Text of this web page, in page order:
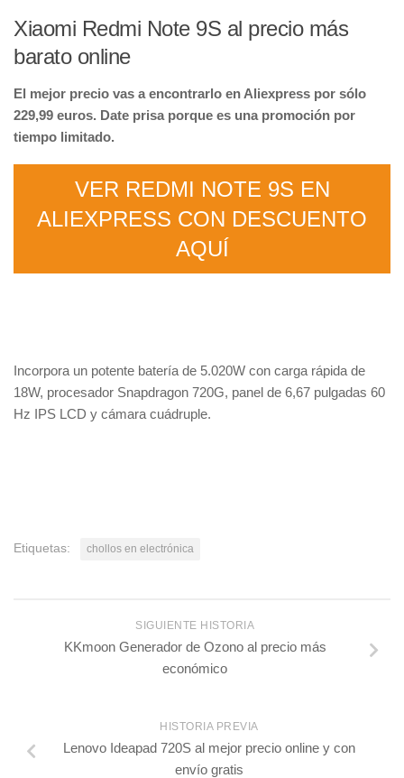
Xiaomi Redmi Note 9S al precio más
barato online
El mejor precio vas a encontrarlo en Aliexpress por sólo
229,99 euros. Date prisa porque es una promoción por
tiempo limitado.
VER REDMI NOTE 9S EN
ALIEXPRESS CON DESCUENTO
AQUÍ
Incorpora un potente batería de 5.020W con carga rápida de
18W, procesador Snapdragon 720G, panel de 6,67 pulgadas 60
Hz IPS LCD y cámara cuádruple.
Etiquetas: chollos en electrónica
SIGUIENTE HISTORIA
KKmoon Generador de Ozono al precio más
económico
HISTORIA PREVIA
Lenovo Ideapad 720S al mejor precio online y con
envío gratis